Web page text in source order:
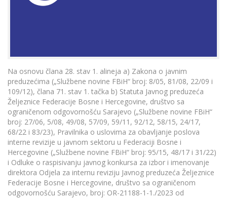
Na osnovu člana 28. stav 1. alineja a) Zakona o javnim
preduzećima („Službene novine FBiH“ broj: 8/05, 81/08, 22/09 i
109/12), člana 71. stav 1. tačka b) Statuta Javnog preduzeća
Željeznice Federacije Bosne i Hercegovine, društvo sa
ograničenom odgovornošću Sarajevo („Službene novine FBiH“
broj: 27/06, 5/08, 49/08, 57/09, 59/11, 92/12, 58/15, 24/17,
68/22 i 83/23), Pravilnika o uslovima za obavljanje poslova
interne revizije u javnom sektoru u Federaciji Bosne i
Hercegovine („Službene novine FBiH“ broj: 95/15, 48/17 i 31/22)
i Odluke o raspisivanju javnog konkursa za izbor i imenovanje
direktora Odjela za internu reviziju Javnog preduzeća Željeznice
Federacije Bosne i Hercegovine, društvo sa ograničenom
odgovornošću Sarajevo, broj: OR-21188-1-1./2023 od